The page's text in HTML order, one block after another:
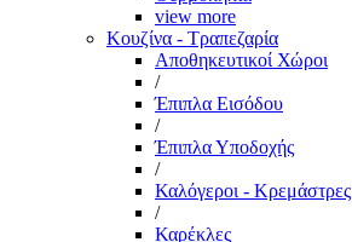
view more
Κουζίνα - Τραπεζαρία
Αποθηκευτικοί Χώροι
/
Έπιπλα Εισόδου
/
Έπιπλα Υποδοχής
/
Καλόγεροι - Κρεμάστρες
/
Καρέκλες